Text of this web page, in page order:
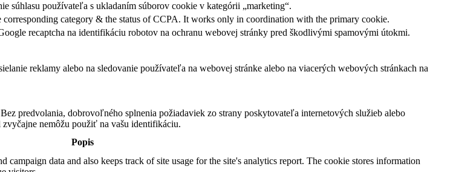
súhlasu používateľa s ukladaním súborov cookie v kategórii „marketing“.
corresponding category & the status of CCPA. It works only in coordination with the primary cookie.
recaptcha na identifikáciu robotov na ochranu webovej stránky pred škodlivými spamovými útokmi.
reklamy alebo na sledovanie používateľa na webovej stránke alebo na viacerých webových stránkach na
predvolania, dobrovoľného splnenia požiadaviek zo strany poskytovateľa internetových služieb alebo
zvyčajne nemôžu použiť na vašu identifikáciu.
Popis
data and also keeps track of site usage for the site's analytics report. The cookie stores information